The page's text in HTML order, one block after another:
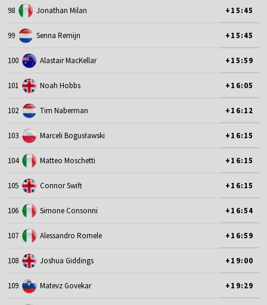
98 Jonathan Milan +15:45
99 Senna Remijn +15:45
100 Alastair MacKellar +15:59
101 Noah Hobbs +16:05
102 Tim Naberman +16:12
103 Marceli Bogusławski +16:15
104 Matteo Moschetti +16:15
105 Connor Swift +16:15
106 Simone Consonni +16:54
107 Alessandro Romele +16:59
108 Joshua Giddings +19:00
109 Matevz Govekar +19:29